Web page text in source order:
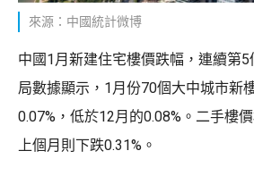
來源：中國統計微博
中國1月新建住宅樓價跌幅，連續第
局數據顯示，1月份70個大中城市新
0.07%，低於12月的0.08%。二手樓
上個月則下跌0.31%。